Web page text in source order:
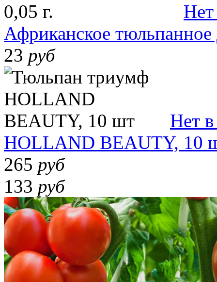
Африканское тюльпанное
23 руб
Нет
HOLLAND BEAUTY, 10
265 руб
133 руб